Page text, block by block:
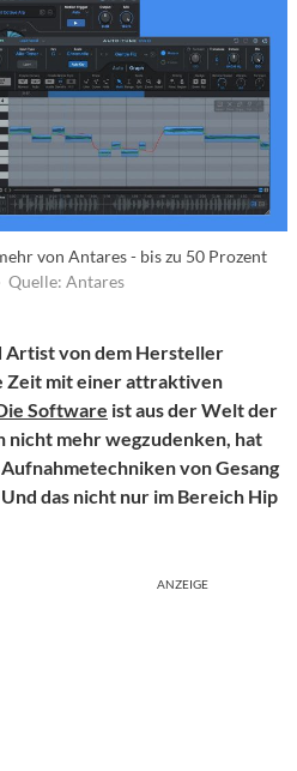
von Antares - bis zu 50 Prozent
Quelle: Antares
Artist von dem Hersteller
Zeit mit einer attraktiven
Software ist aus der Welt der
mehr wegzudenken, hat
von Gesang
das nicht nur im Bereich Hip
ANZEIGE